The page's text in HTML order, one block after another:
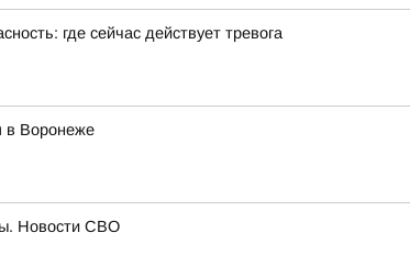
где сейчас действует тревога
в Воронеже
Новости СВО